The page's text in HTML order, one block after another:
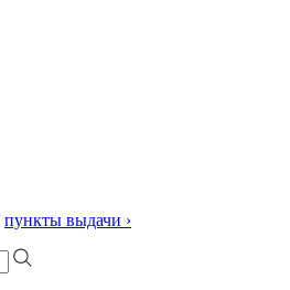
пункты выдачи ›